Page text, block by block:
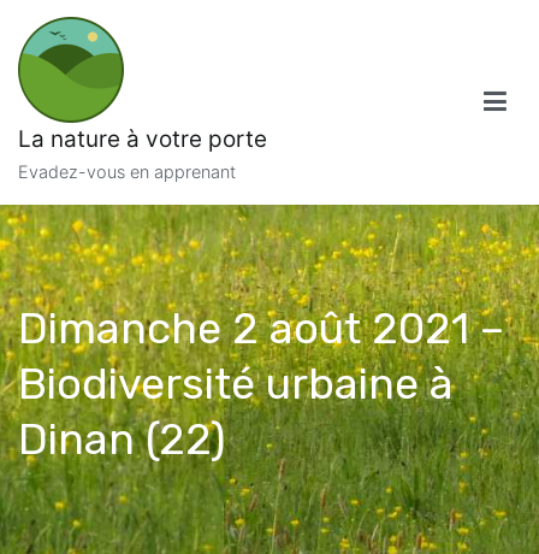
contenu
La nature à votre porte
Evadez-vous en apprenant
Dimanche 2 août 2021 –
Biodiversité urbaine à
Dinan (22)